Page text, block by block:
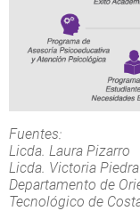
Fuentes:
Licda. Laura Pizarro
Licda. Victoria Piedra
Departamento de
Tecnológico de